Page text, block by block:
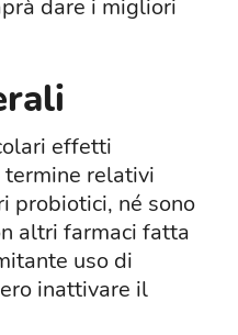
dare i migliori
effetti
relativi
probiotici, né sono
altri farmaci fatta
uso di
inattivare il